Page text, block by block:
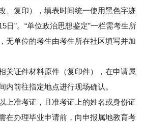
、复印），填表时间统一使用黑色字迹
日”。“单位政治思想鉴定”一栏需考生所
无单位的考生由考生所在社区填写并加
关证件材料原件（复印件），在申请属
内前往指定地点进行现场确认。
上准考证，且准考证上的姓名或身份证
在办理毕业申请前，向申报属地教育考